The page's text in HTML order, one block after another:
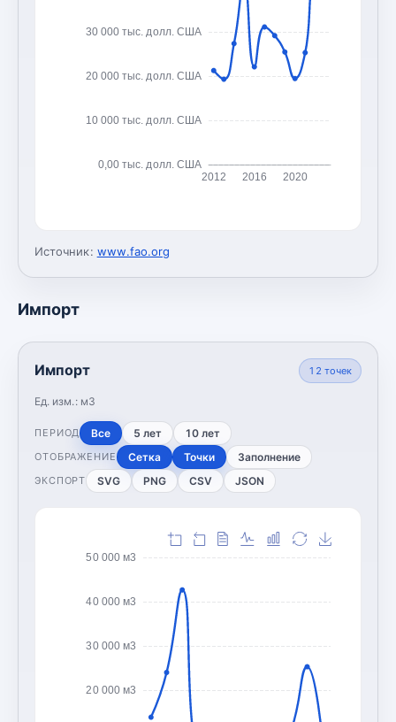
0,00 тыс. долл. США
10 000 тыс. долл. США
20 000 тыс. долл. США
30 000 тыс. долл. США
2012 2016 2020
Источник: www.fao.org
Импорт
Импорт
Ед. изм.: м3
12 точек
ПЕРИОД Все 5 лет 10 лет
ОТОБРАЖЕНИЕ Сетка Точки Заполнение
ЭКСПОРТ SVG PNG CSV JSON
20 000 м3
30 000 м3
40 000 м3
50 000 м3